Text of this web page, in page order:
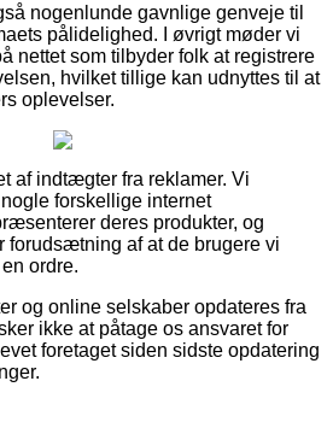
nogenlunde gavnlige genveje til
pålidelighed. I øvrigt møder vi
nettet som tilbyder folk at registrere
hvilket tillige kan udnyttes til at
oplevelser.
af indtægter fra reklamer. Vi
forskellige internet
deres produkter, og
forudsætning af at de brugere vi
ordre.
og online selskaber opdateres fra
ikke at påtage os ansvaret for
foretaget siden sidste opdatering